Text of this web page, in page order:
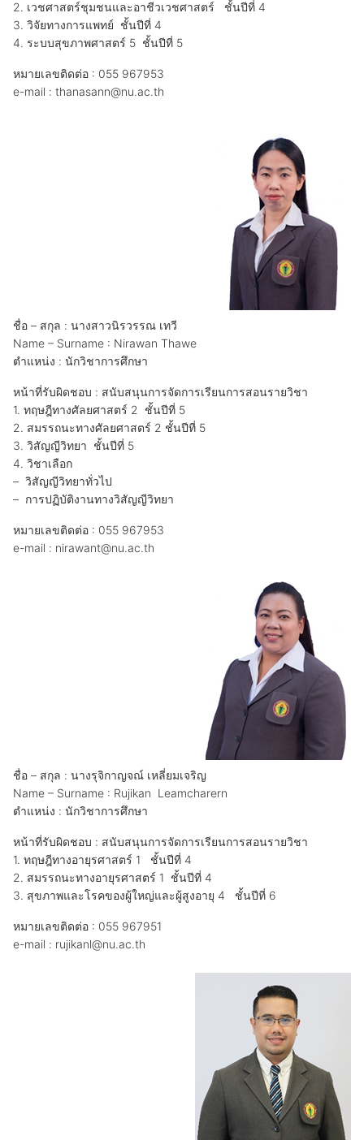
2. เวชศาสตร์ชุมชนและอาชีวเวชศาสตร์ ชั้นปีที่ 4
3. วิจัยทางการแพทย์ ชั้นปีที่ 4
4. ระบบสุขภาพศาสตร์ 5 ชั้นปีที่ 5
หมายเลขติดต่อ : 055 967953
e-mail : thanasann@nu.ac.th
ชื่อ – สกุล : นางสาวนิรวรรณ เทวี
Name – Surname : Nirawan Thawe
ตำแหน่ง : นักวิชาการศึกษา
หน้าที่รับผิดชอบ : สนับสนุนการจัดการเรียนการสอนรายวิชา
1. ทฤษฎีทางศัลยศาสตร์ 2 ชั้นปีที่ 5
2. สมรรถนะทางศัลยศาสตร์ 2 ชั้นปีที่ 5
3. วิสัญญีวิทยา ชั้นปีที่ 5
4. วิชาเลือก
– วิสัญญีวิทยาทั่วไป
– การปฏิบัติงานทางวิสัญญีวิทยา
หมายเลขติดต่อ : 055 967953
e-mail : nirawant@nu.ac.th
ชื่อ – สกุล : นางรุจิกาญจณ์ เหลี่ยมเจริญ
Name – Surname : Rujikan Leamcharern
ตำแหน่ง : นักวิชาการศึกษา
หน้าที่รับผิดชอบ : สนับสนุนการจัดการเรียนการสอนรายวิชา
1. ทฤษฎีทางอายุรศาสตร์ 1 ชั้นปีที่ 4
2. สมรรถนะทางอายุรศาสตร์ 1 ชั้นปีที่ 4
3. สุขภาพและโรคของผู้ใหญ่และผู้สูงอายุ 4 ชั้นปีที่ 6
หมายเลขติดต่อ : 055 967951
e-mail : rujikanl@nu.ac.th